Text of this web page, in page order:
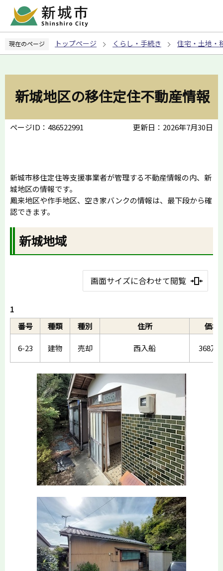
ペ
の
現在のページ トップページ くらし・手続き 住宅・土地・
新城地区の移住定住不動産情報
ページID：486522991 更新日：2026年7月30日
新城市移住定住等支援事業者が管理する不動産情報の内、新
城地区の情報です。
鳳来地区や作手地区、空き家バンクの情報は、最下段から確
認できます。
新城地域
画面サイズに合わせて閲覧
1
番号
種類 種別 住所 価格
6-23 建物 売却 西入船 368万